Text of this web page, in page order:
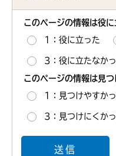
このページの情報は役
1：役に立った
3：役に立たなか
このページの情報は見
1：見つけやすか
3：見つけにくか